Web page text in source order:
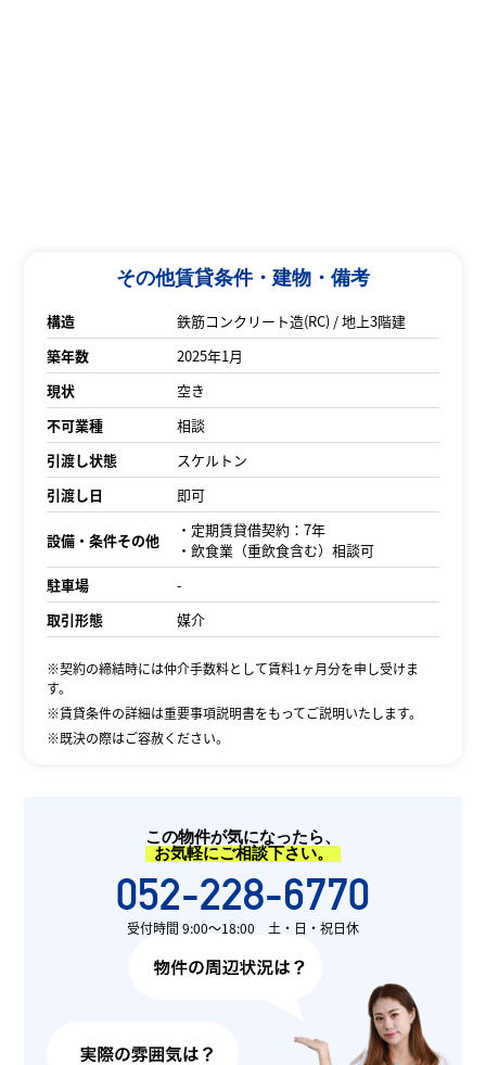
その他賃貸条件・建物・備考
構造
鉄筋コンクリート造(RC) / 地上3階建
築年数
2025年1月
現状
空き
不可業種
相談
引渡し状態
スケルトン
引渡し日
即可
設備・条件その他
・定期賃貸借契約：7年
・飲食業（重飲食含む）相談可
駐車場
-
取引形態
媒介
※契約の締結時には仲介手数料として賃料1ヶ月分を申し受けま
す。
※賃貸条件の詳細は重要事項説明書をもってご説明いたします。
※既決の際はご容赦ください。
この物件が気になったら、
お気軽にご相談下さい。
052-228-6770
受付時間 9:00〜18:00 土・日・祝日休